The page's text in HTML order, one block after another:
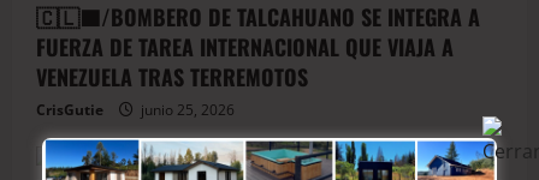
🇨🇱🟦/BOMBERO DE TALCAHUANO SE INTEGRA A
FUERZA DE TAREA INTERNACIONAL QUE VIAJA A
VENEZUELA TRAS TERREMOTOS
CrisGutie
junio 25, 2026
Arauco
BioBio Carabineros de Chile Policial